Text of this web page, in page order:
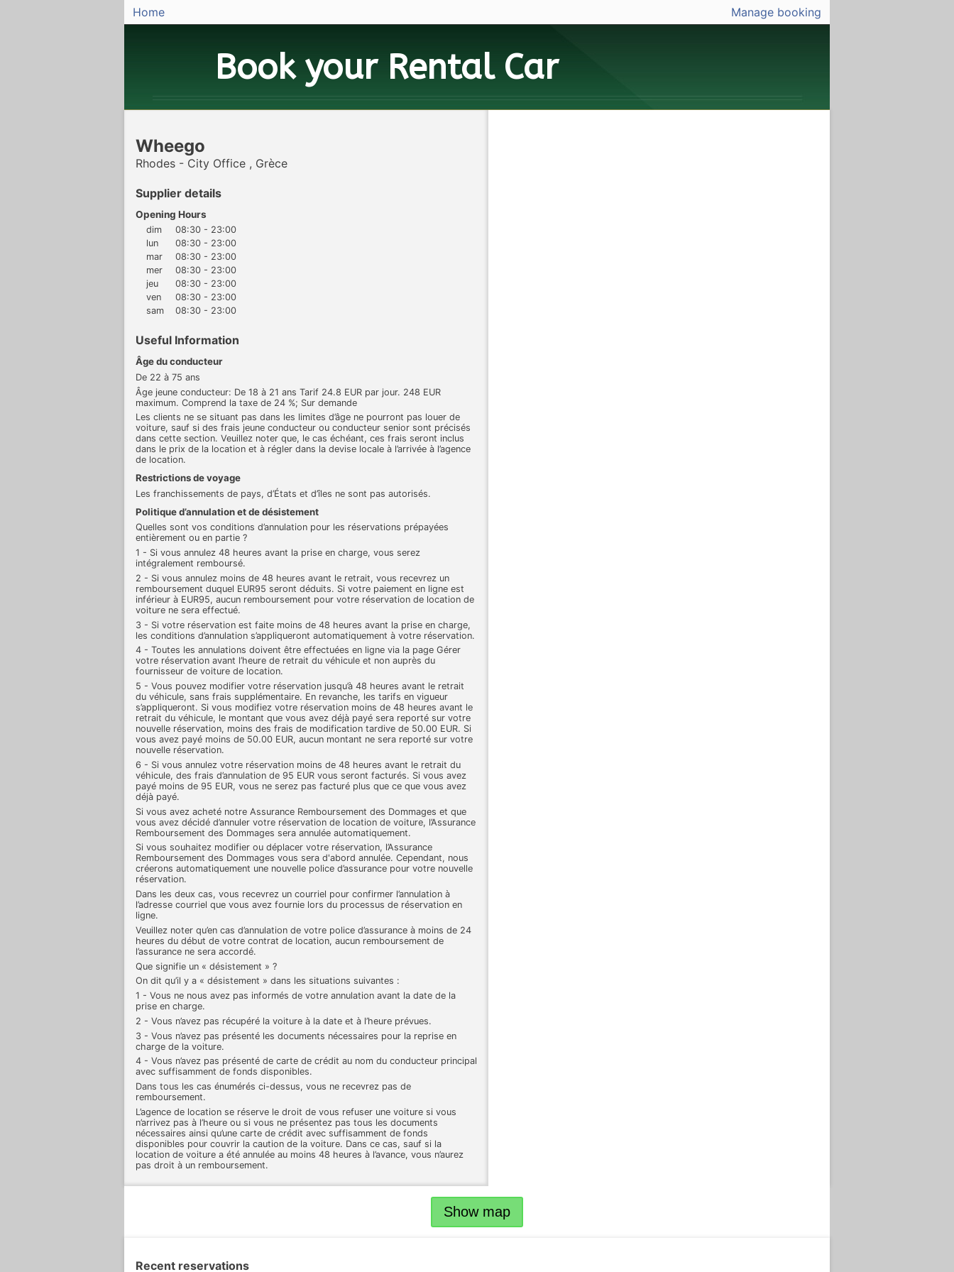
Home Manage booking
Book your Rental Car
Wheego
Rhodes - City Office , Grèce
Supplier details
Opening Hours
dim
08:30 - 23:00
lun
08:30 - 23:00
mar
08:30 - 23:00
mer
08:30 - 23:00
jeu
08:30 - 23:00
ven
08:30 - 23:00
sam
08:30 - 23:00
Useful Information
Âge du conducteur
De 22 à 75 ans
Âge jeune conducteur: De 18 à 21 ans Tarif 24.8 EUR par jour. 248 EUR
maximum. Comprend la taxe de 24 %; Sur demande
Les clients ne se situant pas dans les limites d’âge ne pourront pas louer de
voiture, sauf si des frais jeune conducteur ou conducteur senior sont précisés
dans cette section. Veuillez noter que, le cas échéant, ces frais seront inclus
dans le prix de la location et à régler dans la devise locale à l’arrivée à l’agence
de location.
Restrictions de voyage
Les franchissements de pays, d’États et d’îles ne sont pas autorisés.
Politique d’annulation et de désistement
Quelles sont vos conditions d’annulation pour les réservations prépayées
entièrement ou en partie ?
1 - Si vous annulez 48 heures avant la prise en charge, vous serez
intégralement remboursé.
2 - Si vous annulez moins de 48 heures avant le retrait, vous recevrez un
remboursement duquel EUR95 seront déduits. Si votre paiement en ligne est
inférieur à EUR95, aucun remboursement pour votre réservation de location de
voiture ne sera effectué.
3 - Si votre réservation est faite moins de 48 heures avant la prise en charge,
les conditions d’annulation s’appliqueront automatiquement à votre réservation.
4 - Toutes les annulations doivent être effectuées en ligne via la page Gérer
votre réservation avant l’heure de retrait du véhicule et non auprès du
fournisseur de voiture de location.
5 - Vous pouvez modifier votre réservation jusqu’à 48 heures avant le retrait
du véhicule, sans frais supplémentaire. En revanche, les tarifs en vigueur
s’appliqueront. Si vous modifiez votre réservation moins de 48 heures avant le
retrait du véhicule, le montant que vous avez déjà payé sera reporté sur votre
nouvelle réservation, moins des frais de modification tardive de 50.00 EUR. Si
vous avez payé moins de 50.00 EUR, aucun montant ne sera reporté sur votre
nouvelle réservation.
6 - Si vous annulez votre réservation moins de 48 heures avant le retrait du
véhicule, des frais d’annulation de 95 EUR vous seront facturés. Si vous avez
payé moins de 95 EUR, vous ne serez pas facturé plus que ce que vous avez
déjà payé.
Si vous avez acheté notre Assurance Remboursement des Dommages et que
vous avez décidé d’annuler votre réservation de location de voiture, l’Assurance
Remboursement des Dommages sera annulée automatiquement.
Si vous souhaitez modifier ou déplacer votre réservation, l’Assurance
Remboursement des Dommages vous sera d'abord annulée. Cependant, nous
créerons automatiquement une nouvelle police d’assurance pour votre nouvelle
réservation.
Dans les deux cas, vous recevrez un courriel pour confirmer l’annulation à
l’adresse courriel que vous avez fournie lors du processus de réservation en
ligne.
Veuillez noter qu’en cas d’annulation de votre police d’assurance à moins de 24
heures du début de votre contrat de location, aucun remboursement de
l’assurance ne sera accordé.
Que signifie un « désistement » ?
On dit qu’il y a « désistement » dans les situations suivantes :
1 - Vous ne nous avez pas informés de votre annulation avant la date de la
prise en charge.
2 - Vous n’avez pas récupéré la voiture à la date et à l’heure prévues.
3 - Vous n’avez pas présenté les documents nécessaires pour la reprise en
charge de la voiture.
4 - Vous n’avez pas présenté de carte de crédit au nom du conducteur principal
avec suffisamment de fonds disponibles.
Dans tous les cas énumérés ci-dessus, vous ne recevrez pas de
remboursement.
L’agence de location se réserve le droit de vous refuser une voiture si vous
n’arrivez pas à l’heure ou si vous ne présentez pas tous les documents
nécessaires ainsi qu’une carte de crédit avec suffisamment de fonds
disponibles pour couvrir la caution de la voiture. Dans ce cas, sauf si la
location de voiture a été annulée au moins 48 heures à l’avance, vous n’aurez
pas droit à un remboursement.
Show map
Recent reservations